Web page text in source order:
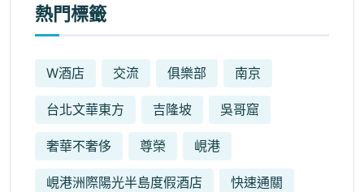
熱門標籤
W酒店 交流 俱樂部 南京
台北文華東方 吉隆坡 吳哥窟
奢華不奢侈 尊榮 峴港
峴港洲際陽光半島度假酒店 快速通關